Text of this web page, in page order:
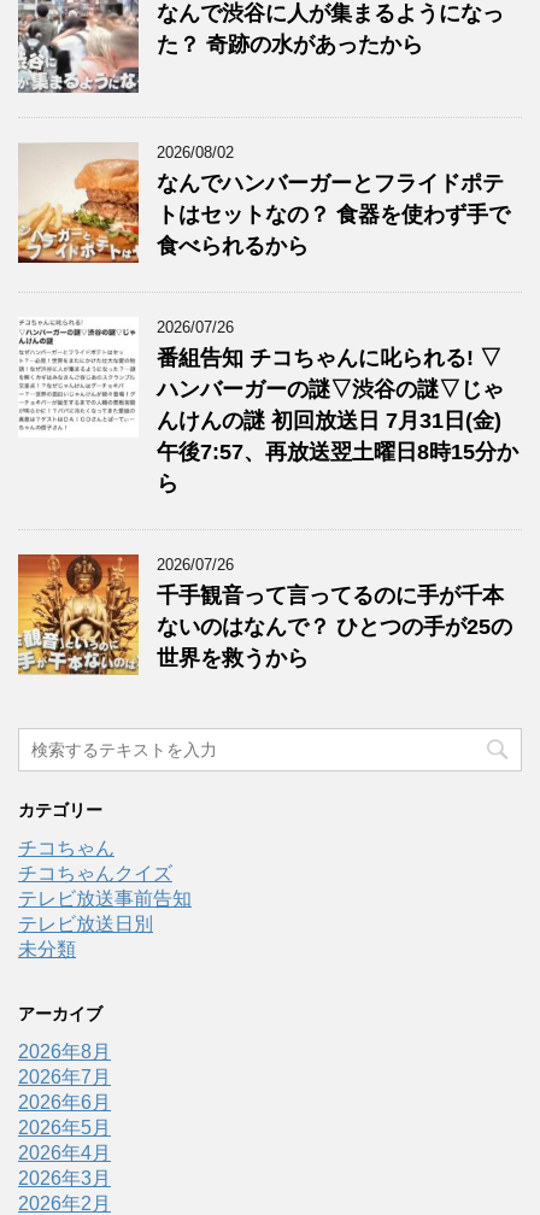
なんで渋谷に人が集まるようになっ
た？ 奇跡の水があったから
2026/08/02
なんでハンバーガーとフライドポテ
トはセットなの？ 食器を使わず手で
食べられるから
2026/07/26
番組告知 チコちゃんに叱られる! ▽
ハンバーガーの謎▽渋谷の謎▽じゃ
んけんの謎 初回放送日 7月31日(金)
午後7:57、再放送翌土曜日8時15分か
ら
2026/07/26
千手観音って言ってるのに手が千本
ないのはなんで？ ひとつの手が25の
世界を救うから
カテゴリー
チコちゃん
チコちゃんクイズ
テレビ放送事前告知
テレビ放送日別
未分類
アーカイブ
2026年8月
2026年7月
2026年6月
2026年5月
2026年4月
2026年3月
2026年2月